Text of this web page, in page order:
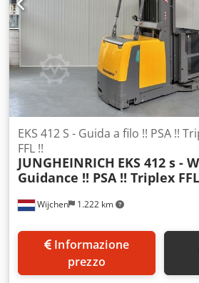
Djdpfxozq Ukps Appjwa - Esclusive
sicurezza!!! - Forche regolabili! - 2 x
Wijchen 1.222 km
EKS 412 S - Guida a filo !! PSA !!
FFL !!
JUNGHEINRICH EKS 412 s -
Guidance !! PSA !! Triplex
prezzo